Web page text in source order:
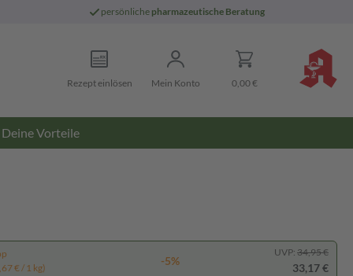
persönliche pharmazeutische Beratung
Rezept einlösen Mein Konto 0,00 €
Deine Vorteile
€ / 1 kg)
-5%
UVP: 34,95 €
33,17 €